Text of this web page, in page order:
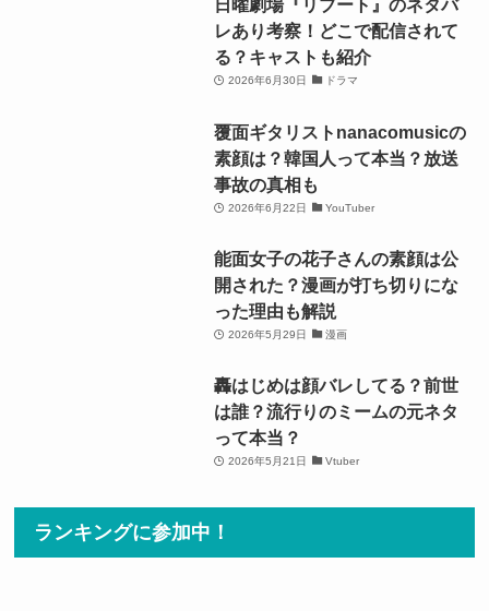
日曜劇場『リブート』のネタバ
レあり考察！どこで配信されて
る？キャストも紹介
2026年6月30日 ドラマ
覆面ギタリストnanacomusicの
素顔は？韓国人って本当？放送
事故の真相も
2026年6月22日 YouTuber
能面女子の花子さんの素顔は公
開された？漫画が打ち切りにな
った理由も解説
2026年5月29日 漫画
轟はじめは顔バレしてる？前世
は誰？流行りのミームの元ネタ
って本当？
2026年5月21日 Vtuber
ランキングに参加中！